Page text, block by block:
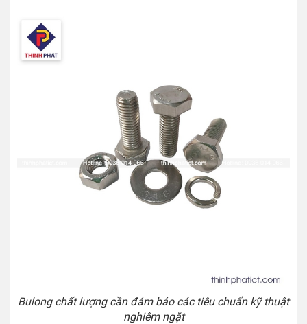
Bulong chất lượng cần đảm bảo các tiêu chuẩn kỹ thuật
nghiêm ngặt